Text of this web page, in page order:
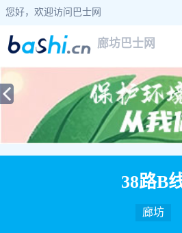
您好，欢迎访问巴士网
廊坊巴士网
当前位置： 巴士网 >河北巴士>廊坊公交
38路B
廊坊